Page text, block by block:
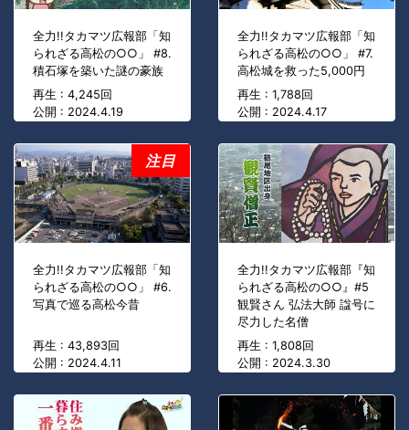
全力!!タカマツ広報部「知
られざる高松の○○」 #8.
積石塚を築いた謎の豪族
再生 : 4,245回
公開 : 2024.4.19
全力!!タカマツ広報部「知
られざる高松の○○」 #7.
高松城を救った5,000円
再生 : 1,788回
公開 : 2024.4.17
全力!!タカマツ広報部「知
られざる高松の○○」 #6.
写真で巡る高松今昔
再生 : 43,893回
公開 : 2024.4.11
注目
全力!!タカマツ広報部『知
られざる高松の○○』#5
観賢さん 弘法大師 諡号に
尽力した名僧
再生 : 1,808回
公開 : 2024.3.30